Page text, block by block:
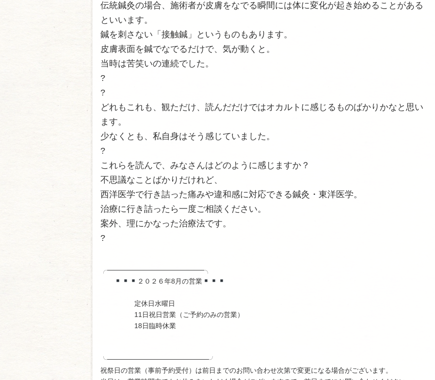
伝統鍼灸の場合、施術者が皮膚をなでる瞬間には体に変化が起き始めることがある
といいます。
鍼を刺さない「接触鍼」というものもあります。
皮膚表面を鍼でなでるだけで、気が動くと。
当時は苦笑いの連続でした。
?
?
どれもこれも、観ただけ、読んだだけではオカルトに感じるものばかりかなと思い
ます。
少なくとも、私自身はそう感じていました。
?
これらを読んで、みなさんはどのように感じますか？
不思議なことばかりだけれど、
西洋医学で行き詰った痛みや違和感に対応できる鍼灸・東洋医学。
治療に行き詰ったら一度ご相談ください。
案外、理にかなった治療法です。
?
╭────────────────────╮
２０２６年8月の営業
定休日水曜日
11日祝日営業（ご予約のみの営業）
18日臨時休業
╰─────────────────────╯
祝祭日の営業（事前予約受付）は前日までのお問い合わせ次第で変更になる場合がございます。